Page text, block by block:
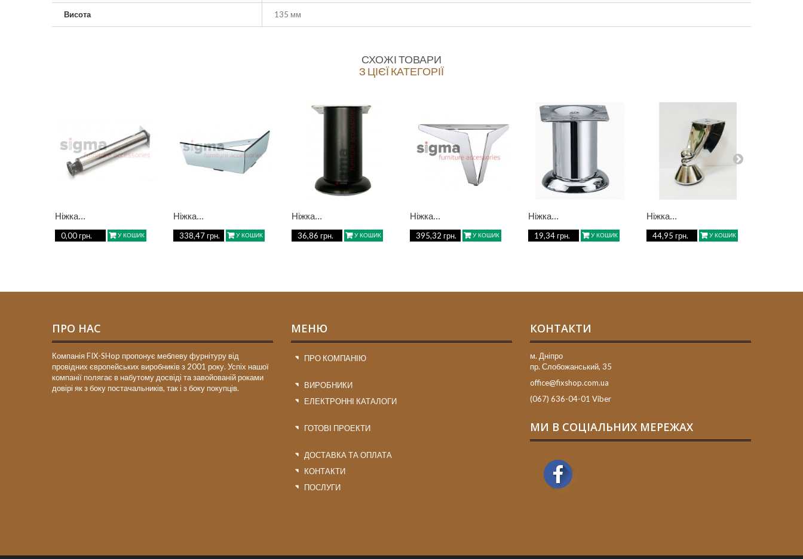
Висота 135 мм
СХОЖІ ТОВАРИ
З ЦІЄЇ КАТЕГОРІЇ
Ніжка...
0,00 грн. У КОШИК
Ніжка...
338,47 грн. У КОШИК
Ніжка...
36,86 грн. У КОШИК
Ніжка...
395,32 грн. У КОШИК
Ніжка...
19,34 грн. У КОШИК
Ніжка...
44,95 грн. У КОШИК
ПРО НАС
Компанія FIX-SHop пропонує меблеву фурнітуру від
провідних європейських виробників з 2001 року. Успіх нашої
компанії полягає в набутому досвіді та завойованій роками
довірі як з боку постачальників, так і з боку покупців.
МЕНЮ
ПРО КОМПАНІЮ
ВИРОБНИКИ
ЕЛЕКТРОННІ КАТАЛОГИ
ГОТОВІ ПРОЕКТИ
ДОСТАВКА ТА ОПЛАТА
КОНТАКТИ
ПОСЛУГИ
КОНТАКТИ
м. Дніпро
пр. Слобожанський, 35
office@fixshop.com.ua
(067) 636-04-01 Viber
МИ В СОЦІАЛЬНИХ МЕРЕЖАХ